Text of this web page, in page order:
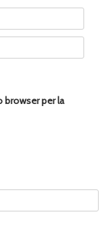
browser per la